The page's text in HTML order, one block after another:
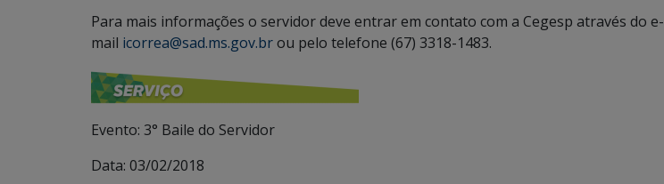
Para mais informações o servidor deve entrar em contato com a Cegesp através do e-
mail icorrea@sad.ms.gov.brou pelo telefone (67) 3318-1483.
Evento: 3° Baile do Servidor
Data: 03/02/2018